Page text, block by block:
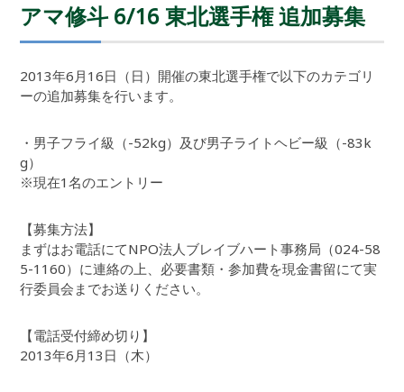
アマ修斗 6/16 東北選手権 追加募集
2013年6月16日（日）開催の東北選手権で以下のカテゴリ
ーの追加募集を行います。
・男子フライ級（-52kg）及び男子ライトヘビー級（-83k
g）
※現在1名のエントリー
【募集方法】
まずはお電話にてNPO法人ブレイブハート事務局（024-58
5-1160）に連絡の上、必要書類・参加費を現金書留にて実
行委員会までお送りください。
【電話受付締め切り】
2013年6月13日（木）